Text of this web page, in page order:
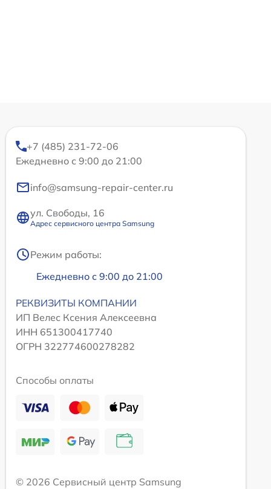
+7 (485) 231-72-06
Ежедневно с 9:00 до 21:00
info@samsung-repair-center.ru
ул. Свободы, 16
Адрес сервисного центра Samsung
Режим работы:
Ежедневно с 9:00 до 21:00
РЕКВИЗИТЫ КОМПАНИИ
ИП Велес Ксения Алексеевна
ИНН 651300417740
ОГРН 322774600278282
Способы оплаты
© 2026 Сервисный центр Samsung